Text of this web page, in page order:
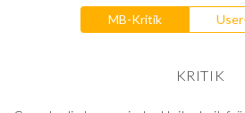
MB-Kritik
KRITIK